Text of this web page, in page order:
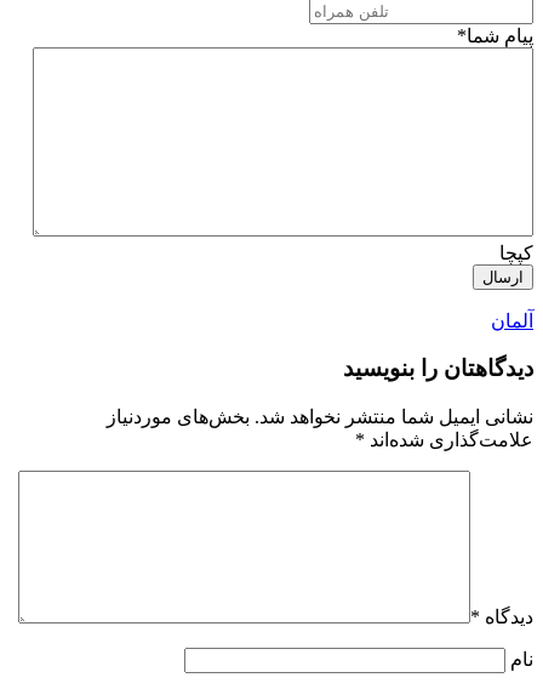
پیام شما*
کپچا
آلمان
دیدگاهتان را بنویسید
نشانی ایمیل شما منتشر نخواهد شد. بخش‌های موردنیاز
علامت‌گذاری شده‌اند *
دیدگاه *
نام